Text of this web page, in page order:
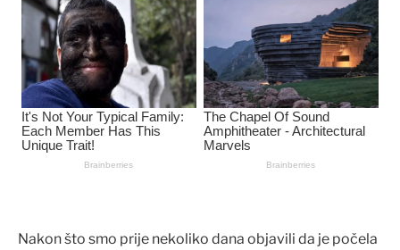
Nakon što smo prije nekoliko dana objavili da je počela